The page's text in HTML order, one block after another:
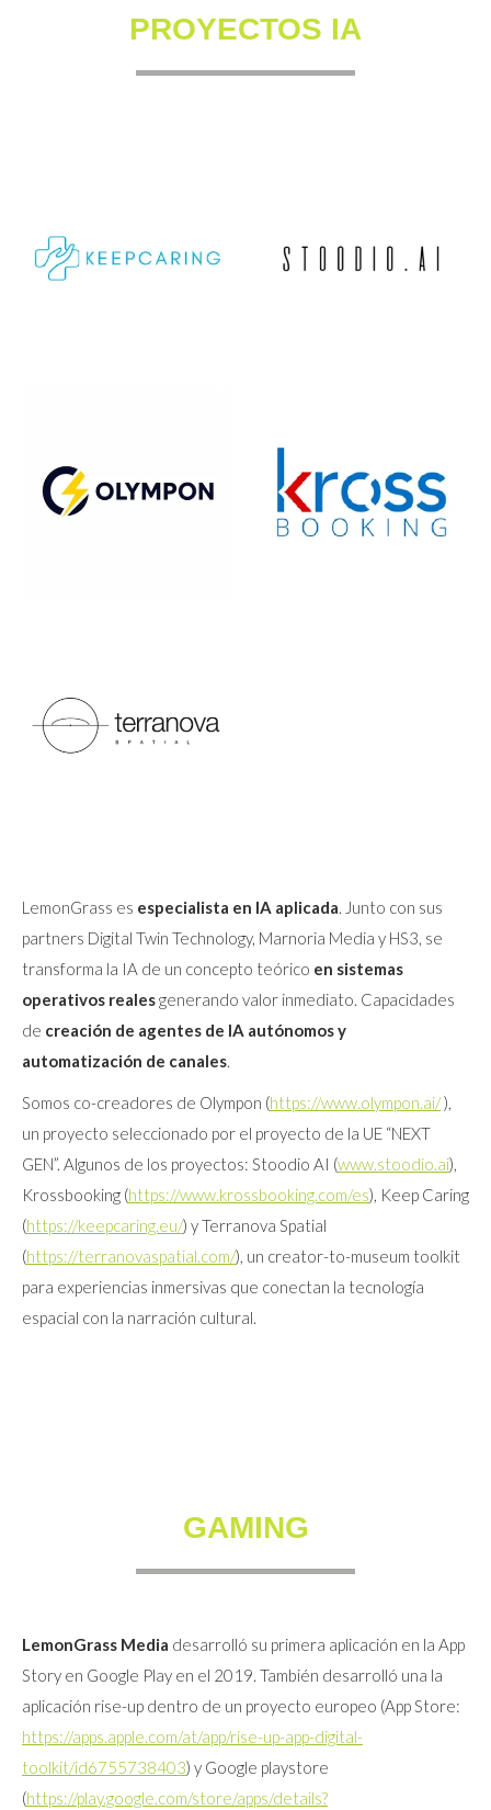
PROYECTOS IA
LemonGrass es especialista en IA aplicada. Junto con sus
partners Digital Twin Technology, Marnoria Media y HS3, se
transforma la IA de un concepto teórico en sistemas
operativos realesgenerando valor inmediato. Capacidades
de creación de agentes de IA autónomos y
automatización de canales.
Somos co-creadores de Olympon (https://www.olympon.ai/),
un proyecto seleccionado por el proyecto de la UE “NEXT
GEN”. Algunos de los proyectos: Stoodio AI (www.stoodio.ai),
Krossbooking (https://www.krossbooking.com/es), Keep Caring
(https://keepcaring.eu/) y Terranova Spatial
(https://terranovaspatial.com/), un creator-to-museum toolkit
para experiencias inmersivas que conectan la tecnología
espacial con la narración cultural.
GAMING
LemonGrass Media desarrolló su primera aplicación en la App
Story en Google Play en el 2019. También desarrolló una la
aplicación rise-up dentro de un proyecto europeo (App Store:
https://apps.apple.com/at/app/rise-up-app-digital-
toolkit/id6755738403) y Google playstore
(https://play.google.com/store/apps/details?